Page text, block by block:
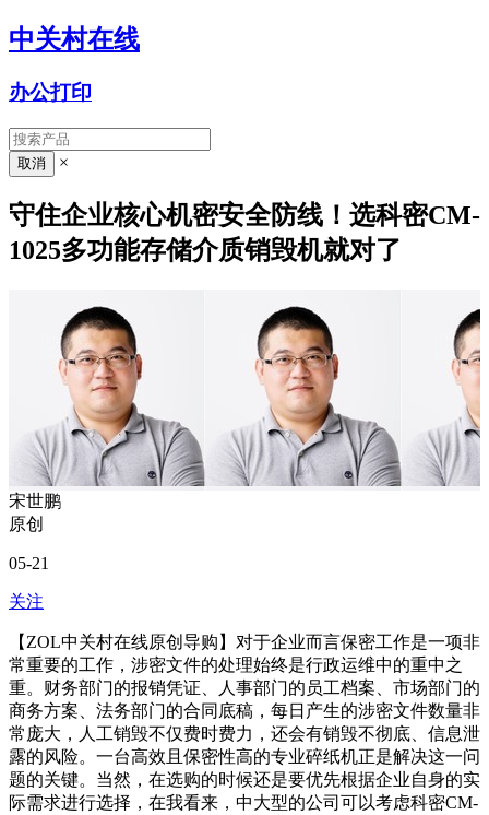
中关村在线
办公打印
×
守住企业核心机密安全防线！选科密CM-
1025多功能存储介质销毁机就对了
宋世鹏
原创
05-21
关注
【ZOL中关村在线原创导购】对于企业而言保密工作是一项非
常重要的工作，涉密文件的处理始终是行政运维中的重中之
重。财务部门的报销凭证、人事部门的员工档案、市场部门的
商务方案、法务部门的合同底稿，每日产生的涉密文件数量非
常庞大，人工销毁不仅费时费力，还会有销毁不彻底、信息泄
露的风险。一台高效且保密性高的专业碎纸机正是解决这一问
题的关键。当然，在选购的时候还是要优先根据企业自身的实
际需求进行选择，在我看来，中大型的公司可以考虑科密CM-